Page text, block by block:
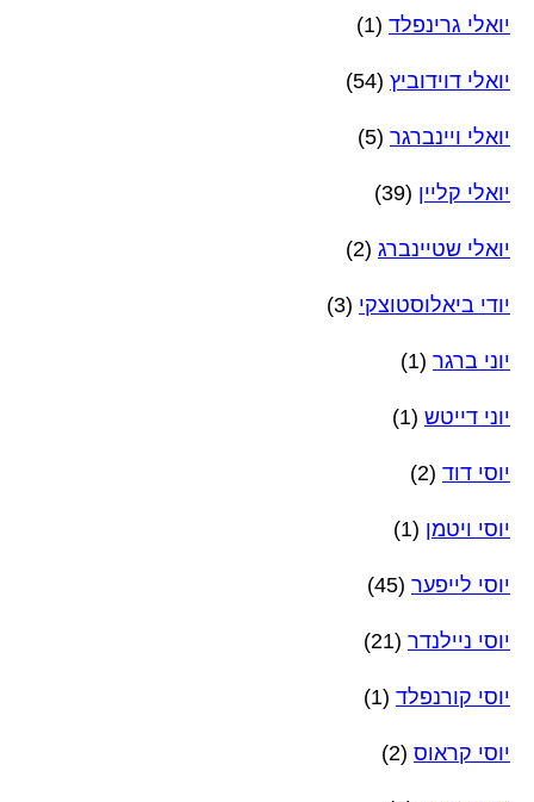
יואלי גרינפלד (1)
יואלי דוידוביץ (54)
יואלי ויינברגר (5)
יואלי קליין (39)
יואלי שטיינברג (2)
יודי ביאלוסטוצקי (3)
יוני ברגר (1)
יוני דייטש (1)
יוסי דוד (2)
יוסי ויטמן (1)
יוסי לייפער (45)
יוסי ניילנדר (21)
יוסי קורנפלד (1)
יוסי קראוס (2)